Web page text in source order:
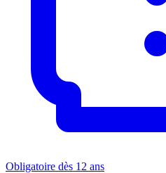
Obligatoire dès 12 ans